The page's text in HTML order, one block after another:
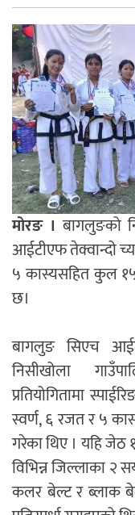
मोरङ । बागलुङको
आईटीएफ तेक्वान्दो
५ कास्यसहित कुल
छ।
बागलुङ सिएच
निसीखोला
प्रतियोगितामा
स्वर्ण, ६ रजत र ५
गरेका थिए । यहि जेठ
विभिन्न जिल्लाका २
कलर बेल्ट र ब्लाक